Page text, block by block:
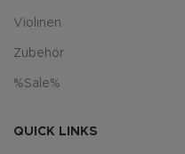
Violinen
Zubehör
%Sale%
QUICK LINKS